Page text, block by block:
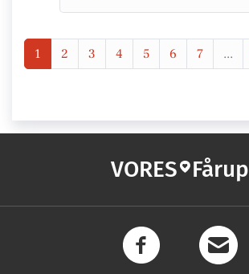
1 2 3 4 5 6 7 ...
VORES Fårup